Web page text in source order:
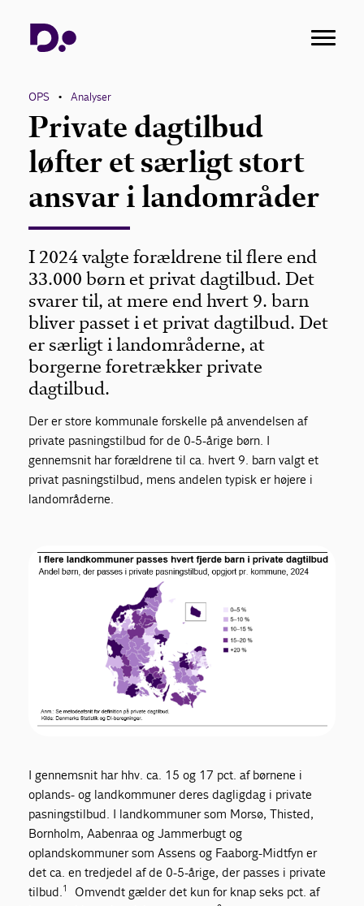
OPS • Analyser
Private dagtilbud
løfter et særligt stort
ansvar i landområder
I 2024 valgte forældrene til flere end
33.000 børn et privat dagtilbud. Det
svarer til, at mere end hvert 9. barn
bliver passet i et privat dagtilbud. Det
er særligt i landområderne, at
borgerne foretrækker private
dagtilbud.
Der er store kommunale forskelle på anvendelsen af
private pasningstilbud for de 0-5-årige børn. I
gennemsnit har forældrene til ca. hvert 9. barn valgt et
privat pasningstilbud, mens andelen typisk er højere i
landområderne.
I gennemsnit har hhv. ca. 15 og 17 pct. af børnene i
oplands- og landkommuner deres dagligdag i private
pasningstilbud. I landkommuner som Morsø, Thisted,
Bornholm, Aabenraa og Jammerbugt og
oplandskommuner som Assens og Faaborg-Midtfyn er
det ca. en tredjedel af de 0-5-årige, der passes i private
tilbud.1
Omvendt gælder det kun for knap seks pct. af